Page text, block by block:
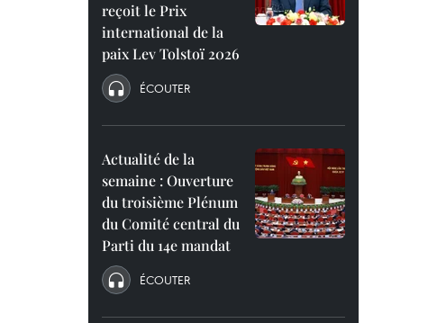
reçoit le Prix
international de la
paix Lev Tolstoï 2026
ÉCOUTER
Actualité de la
semaine : Ouverture
du troisième Plénum
du Comité central du
Parti du 14e mandat
ÉCOUTER